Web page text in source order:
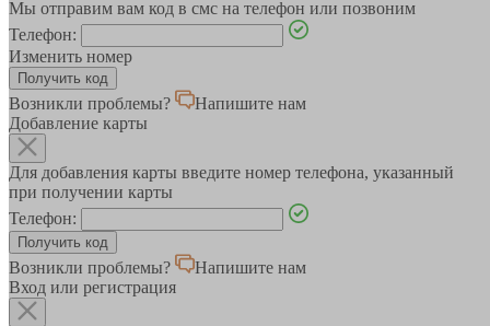
Мы отправим вам код в смс на телефон или позвоним
Телефон:
Изменить номер
Возникли проблемы?
Напишите нам
Добавление карты
Для добавления карты введите номер телефона, указанный
при получении карты
Телефон:
Возникли проблемы?
Напишите нам
Вход или регистрация